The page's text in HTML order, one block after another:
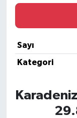
Sayı
Kategori